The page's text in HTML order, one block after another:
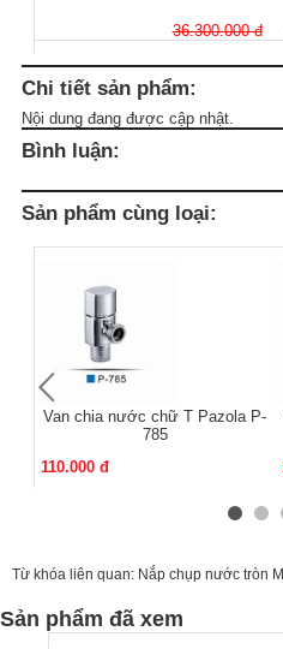
36.300.000 đ
Chi tiết sản phẩm:
Nội dung đang được cập nhật.
Bình luận:
Sản phẩm cùng loại:
Van chia nước chữ T Pazola P-
785
110.000 đ
Từ khóa liên quan: Nắp chụp nước tròn
Sản phẩm đã xem